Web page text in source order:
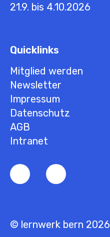
21.9. bis 4.10.2026
Quicklinks
Mitglied werden
Newsletter
Impressum
Datenschutz
AGB
Intranet
© lernwerk bern 2026